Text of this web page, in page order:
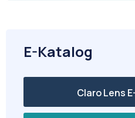
E-Katalog
Claro Lens